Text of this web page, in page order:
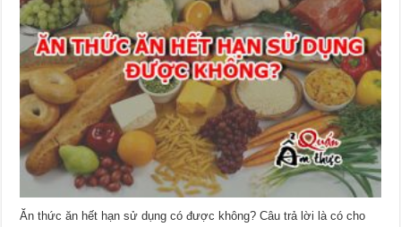
Ăn thức ăn hết hạn sử dụng có được không? Câu trả lời là có cho